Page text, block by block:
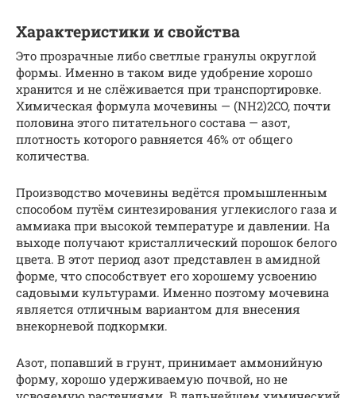
Характеристики и свойства
Это прозрачные либо светлые гранулы округлой
формы. Именно в таком виде удобрение хорошо
хранится и не слёживается при транспортировке.
Химическая формула мочевины — (NH2)2CO, почти
половина этого питательного состава — азот,
плотность которого равняется 46% от общего
количества.
Производство мочевины ведётся промышленным
способом путём синтезирования углекислого газа и
аммиака при высокой температуре и давлении. На
выходе получают кристаллический порошок белого
цвета. В этот период азот представлен в амидной
форме, что способствует его хорошему усвоению
садовыми культурами. Именно поэтому мочевина
является отличным вариантом для внесения
внекорневой подкормки.
Азот, попавший в грунт, принимает аммонийную
форму, хорошо удерживаемую почвой, но не